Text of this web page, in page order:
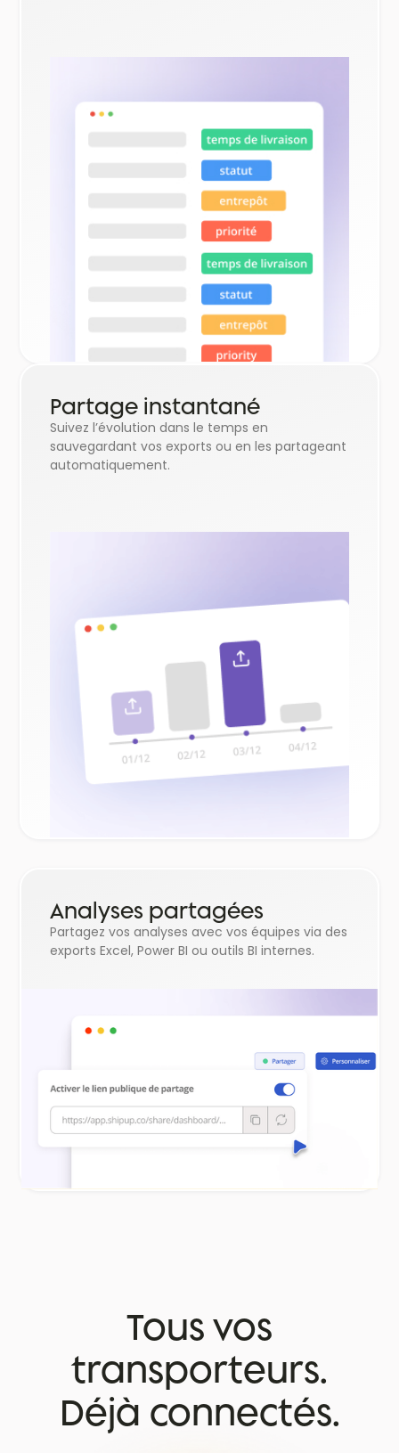
Partage instantané
Suivez l’évolution dans le temps en
sauvegardant vos exports ou en les partageant
automatiquement.
Analyses partagées
Partagez vos analyses avec vos équipes via des
exports Excel, Power BI ou outils BI internes.
Tous vos
transporteurs.
Déjà connectés.